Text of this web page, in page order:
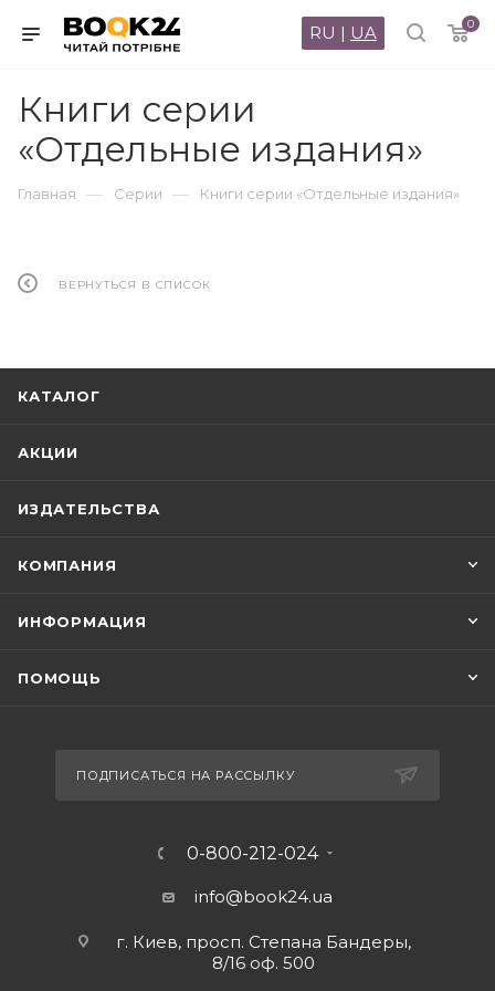
0
RU | UA
Книги серии
«Отдельные издания»
Главная — Серии — Книги серии «Отдельные издания»
ВЕРНУТЬСЯ В СПИСОК
КАТАЛОГ
АКЦИИ
ИЗДАТЕЛЬСТВА
КОМПАНИЯ
ИНФОРМАЦИЯ
ПОМОЩЬ
ПОДПИСАТЬСЯ НА РАССЫЛКУ
0-800-212-024
info@book24.ua
г. Киев, просп. Степана Бандеры,
8/16 оф. 500